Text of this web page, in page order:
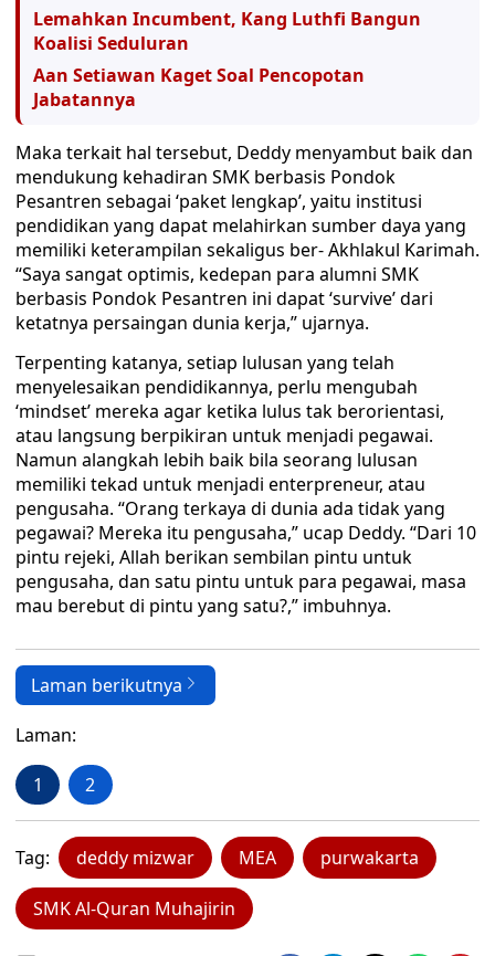
Lemahkan Incumbent, Kang Luthfi Bangun
Koalisi Seduluran
Aan Setiawan Kaget Soal Pencopotan
Jabatannya
Maka terkait hal tersebut, Deddy menyambut baik dan
mendukung kehadiran SMK berbasis Pondok
Pesantren sebagai ‘paket lengkap’, yaitu institusi
pendidikan yang dapat melahirkan sumber daya yang
memiliki keterampilan sekaligus ber- Akhlakul Karimah.
“Saya sangat optimis, kedepan para alumni SMK
berbasis Pondok Pesantren ini dapat ‘survive’ dari
ketatnya persaingan dunia kerja,” ujarnya.
Terpenting katanya, setiap lulusan yang telah
menyelesaikan pendidikannya, perlu mengubah
‘mindset’ mereka agar ketika lulus tak berorientasi,
atau langsung berpikiran untuk menjadi pegawai.
Namun alangkah lebih baik bila seorang lulusan
memiliki tekad untuk menjadi enterpreneur, atau
pengusaha. “Orang terkaya di dunia ada tidak yang
pegawai? Mereka itu pengusaha,” ucap Deddy. “Dari 10
pintu rejeki, Allah berikan sembilan pintu untuk
pengusaha, dan satu pintu untuk para pegawai, masa
mau berebut di pintu yang satu?,” imbuhnya.
Laman berikutnya
Laman:
1 2
Tag: deddy mizwar MEA purwakarta
SMK Al-Quran Muhajirin